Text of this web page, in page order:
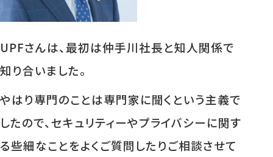
UPFさんは、最初は仲手川社長と知人関係で
知り合いました。
やはり専門のことは専門家に聞くという主義で
したので、セキュリティーやプライバシーに関す
る些細なことをよくご質問したりご相談させて